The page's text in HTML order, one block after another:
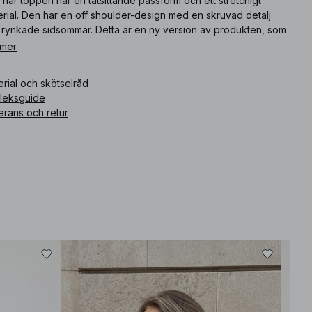
Den har en off shoulder-design med en skruvad detalj
sidsömmar. Detta är en ny version av produkten, som
uppdateringar sedan den tidigare versionen.
och skötselråd
och retur